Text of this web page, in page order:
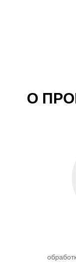
О